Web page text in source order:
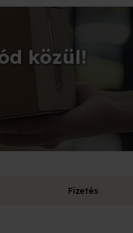
közül!
Fizetés